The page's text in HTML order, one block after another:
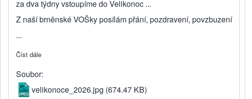
za dva týdny vstoupíme do Velikonoc ...
Z naší brněnské VOŠky posílám přání, pozdravení, povzbuzení
...
Číst dále
Soubor
velikonoce_2026.jpg (674.47 KB)